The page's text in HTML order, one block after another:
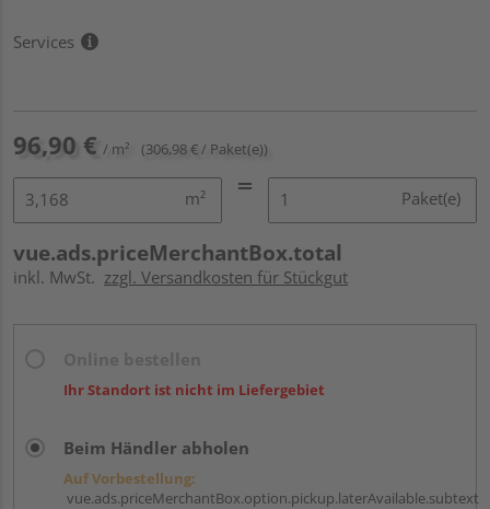
Services
96,90 € / m² (306,98 € / Paket(e))
m² Paket(e)
vue.ads.priceMerchantBox.total
inkl. MwSt. zzgl. Versandkosten für Stückgut
Ihr Standort ist nicht im Liefergebiet
Beim Händler abholen
Auf Vorbestellung:
vue.ads.priceMerchantBox.option.pickup.laterAvailable.subtext